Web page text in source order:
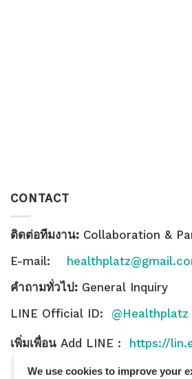
CONTACT
ติดต่อทีมงาน: Collaboration &
E-mail:
คำถามทั่วไป: General Inquiry
LINE Official ID: @Healthplatz
เพิ่มเพื่อน Add LINE : https://
We use cookies to improve your